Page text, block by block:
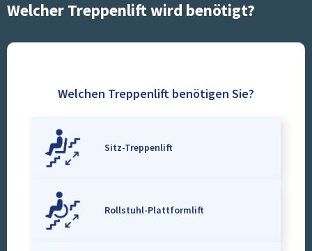
Welcher Treppenlift wird benötigt?
Welchen Treppenlift benötigen Sie?
Sitz-Treppenlift
Rollstuhl-Plattformlift